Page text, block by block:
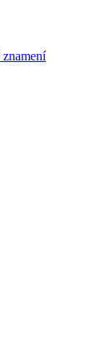
znamení